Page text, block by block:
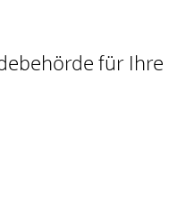
für Ihre